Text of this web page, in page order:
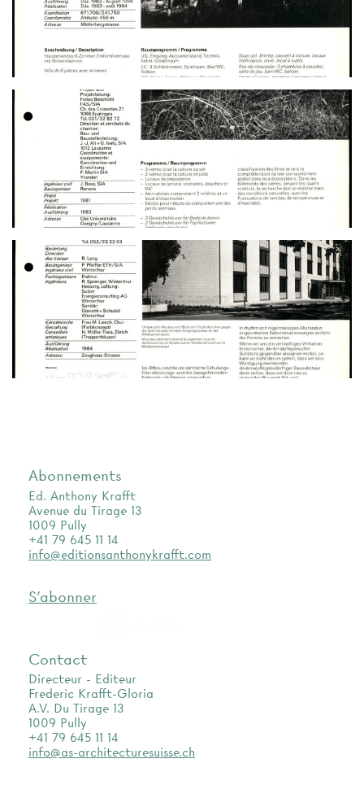
Abonnements
Ed. Anthony Krafft
Avenue du Tirage 13
1009 Pully
+41 79 645 11 14
info@editionsanthonykrafft.com
S'abonner
Contact
Directeur - Editeur
Frederic Krafft-Gloria
A.V. Du Tirage 13
1009 Pully
+41 79 645 11 14
info@as-architecturesuisse.ch